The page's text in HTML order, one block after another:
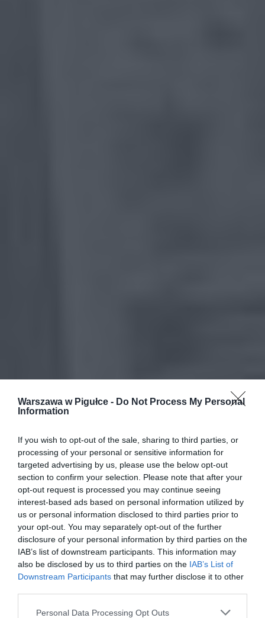
Warszawa w Pigułce - Do Not Process My Personal
Information
If you wish to opt-out of the sale, sharing to third parties, or
processing of your personal or sensitive information for
targeted advertising by us, please use the below opt-out
section to confirm your selection. Please note that after your
opt-out request is processed you may continue seeing
interest-based ads based on personal information utilized by
us or personal information disclosed to third parties prior to
your opt-out. You may separately opt-out of the further
disclosure of your personal information by third parties on the
IAB’s list of downstream participants. This information may
also be disclosed by us to third parties on the IAB’s List of
Downstream Participants that may further disclose it to other
Personal Data Processing Opt Outs